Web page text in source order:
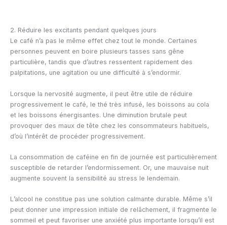
2. Réduire les excitants pendant quelques jours
Le café n’a pas le même effet chez tout le monde. Certaines
personnes peuvent en boire plusieurs tasses sans gêne
particulière, tandis que d’autres ressentent rapidement des
palpitations, une agitation ou une difficulté à s’endormir.
Lorsque la nervosité augmente, il peut être utile de réduire
progressivement le café, le thé très infusé, les boissons au cola
et les boissons énergisantes. Une diminution brutale peut
provoquer des maux de tête chez les consommateurs habituels,
d’où l’intérêt de procéder progressivement.
La consommation de caféine en fin de journée est particulièrement
susceptible de retarder l’endormissement. Or, une mauvaise nuit
augmente souvent la sensibilité au stress le lendemain.
L’alcool ne constitue pas une solution calmante durable. Même s’il
peut donner une impression initiale de relâchement, il fragmente le
sommeil et peut favoriser une anxiété plus importante lorsqu’il est